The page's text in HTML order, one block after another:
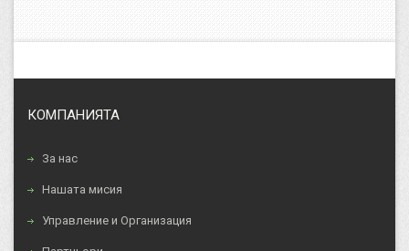
КОМПАНИЯТА
За нас
Нашата мисия
Управление и Организация